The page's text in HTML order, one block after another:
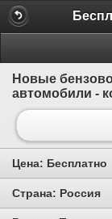
Новые
автомобили -
Цена: Бесплатно
Страна: Россия